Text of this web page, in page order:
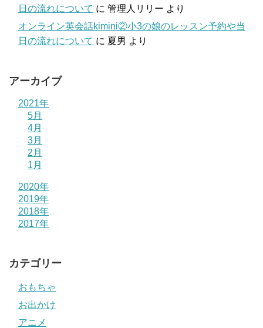
日の流れについて に 管理人リリー より
オンライン英会話kimini②小3の娘のレッスン予約や当
日の流れについて に 夏男 より
アーカイブ
2021年
5月
4月
3月
2月
1月
2020年
2019年
2018年
2017年
カテゴリー
おもちゃ
お出かけ
アニメ